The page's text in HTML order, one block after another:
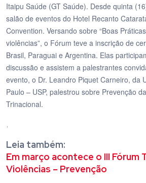
Itaipu Saúde (GT Saúde). Desde quinta
salão de eventos do Hotel Recanto
Convention. Versando sobre “Boas
violências”, o Fórum teve a inscrição de
Brasil, Paraguai e Argentina. Elas
discussão e assistem a palestrantes
evento, o Dr. Leandro Piquet Carneiro, da
Paulo – USP, palestrou sobre Prevenção
Trinacional.
.
Leia também:
Em março acontece o III Fórum
Violências – Prevenção